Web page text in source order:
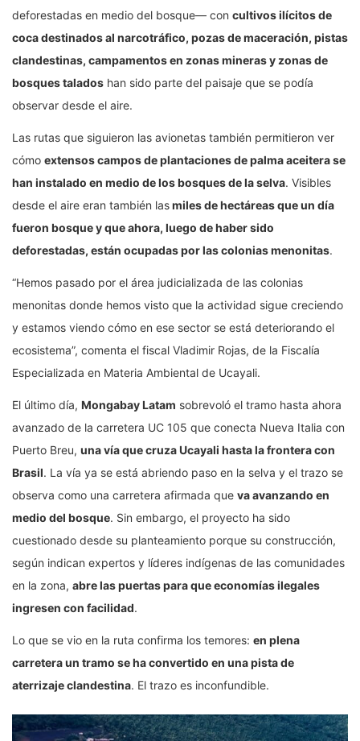
deforestadas en medio del bosque— con cultivos ilícitos de
coca destinados al narcotráfico, pozas de maceración, pistas
clandestinas, campamentos en zonas mineras y zonas de
bosques talados han sido parte del paisaje que se podía
observar desde el aire.
Las rutas que siguieron las avionetas también permitieron ver
cómo extensos campos de plantaciones de palma aceitera se
han instalado en medio de los bosques de la selva. Visibles
desde el aire eran también lasmiles de hectáreas que un día
fueron bosque y que ahora, luego de haber sido
deforestadas, están ocupadas por las colonias menonitas.
“Hemos pasado por el área judicializada de las colonias
menonitas donde hemos visto que la actividad sigue creciendo
y estamos viendo cómo en ese sector se está deteriorando el
ecosistema”, comenta el fiscal Vladimir Rojas, de la Fiscalía
Especializada en Materia Ambiental de Ucayali.
El último día, Mongabay Latam sobrevoló el tramo hasta ahora
avanzado de la carretera UC 105 que conecta Nueva Italia con
Puerto Breu, una vía que cruza Ucayali hasta la frontera con
Brasil. La vía ya se está abriendo paso en la selva y el trazo se
observa como una carretera afirmada que va avanzando en
medio del bosque. Sin embargo, el proyecto ha sido
cuestionado desde su planteamiento porque su construcción,
según indican expertos y líderes indígenas de las comunidades
en la zona, abre las puertas para que economías ilegales
ingresen con facilidad.
Lo que se vio en la ruta confirma los temores: en plena
carretera un tramo se ha convertido en una pista de
aterrizaje clandestina. El trazo es inconfundible.